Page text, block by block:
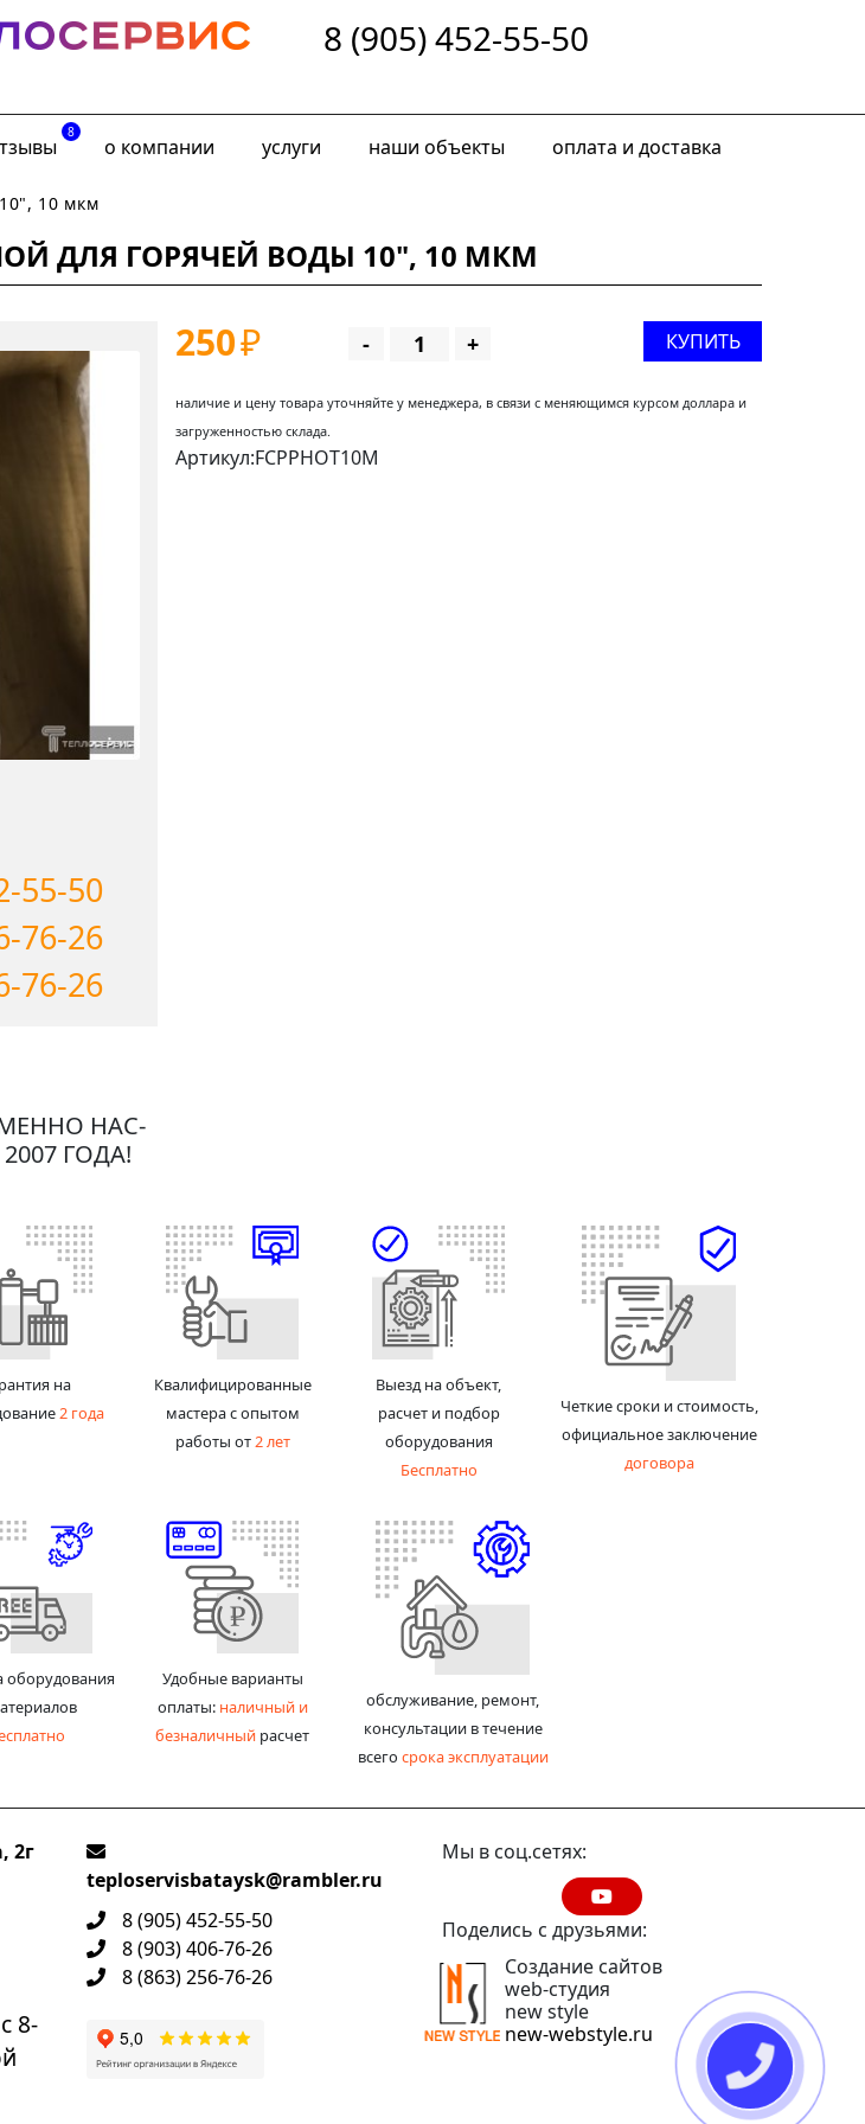
8 (905) 452-55-50
8
о компании услуги наши объекты оплата и доставка
10 мкм
ДЛЯ ГОРЯЧЕЙ ВОДЫ 10", 10 МКМ
55-50
76-26
76-26
250₽ - + КУПИТЬ
наличие и цену товара уточняйте у менеджера, в связи с меняющимся курсом доллара и
загруженностью склада.
Артикул:FCPPHOT10M
НАС-
ГОДА!
на
2 года
Квалифицированные
мастера с опытом
работы от 2 лет
Выезд на объект,
расчет и подбор
оборудования
Бесплатно
Четкие сроки и стоимость,
официальное заключение
договора
оборудования
Удобные варианты
оплаты: наличный и
безналичный расчет
обслуживание, ремонт,
консультации в течение
всего срока эксплуатации
2г
8-
teploservisbataysk@rambler.ru
8 (905) 452-55-50
8 (903) 406-76-26
8 (863) 256-76-26
Мы в соц.сетях:
Поделись с друзьями:
Создание сайтов
web-студия
new style
new-webstyle.ru